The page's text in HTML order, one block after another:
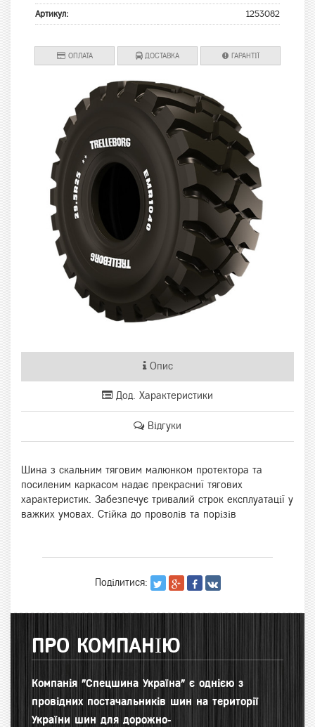
Артикул: 1253082
ОПЛАТА ДОСТАВКА ГАРАНТІЇ
Опис
Дод. Характеристики
Відгуки
Шина з скальним тяговим малюнком протектора та
посиленим каркасом надає прекрасниї тягових
характеристик. Забезпечує тривалий строк експлуатації у
важких умовах. Стійка до проволів та порізів
Поділитися:
ПРО КОМПАНІЮ
Компанія "Спецшина Україна" є однією з
провідних постачальників шин на території
України шин для дорожно-